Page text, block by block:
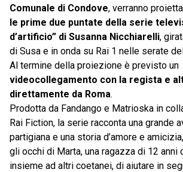
Comunale di Condove, verranno
le prime due puntate della serie
d’artificio” di Susanna Nicchiarelli,
di Susa e in onda su Rai 1 nelle serate
Al termine della proiezione è previsto un
videocollegamento con la regista e
direttamente da Roma.
Prodotta da Fandango e Matrioska in
Rai Fiction, la serie racconta una grande
partigiana e una storia d’amore e
gli occhi di Marta, una ragazza di 12 anni
insieme ad altri coetanei, di aiutare in